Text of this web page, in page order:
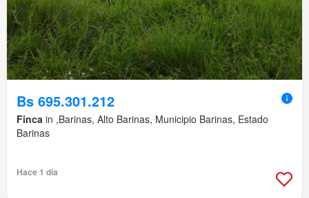
Bs 695.301.212
Finca in ,Barinas, Alto Barinas, Municipio Barinas, Estado
Barinas
Hace 1 día